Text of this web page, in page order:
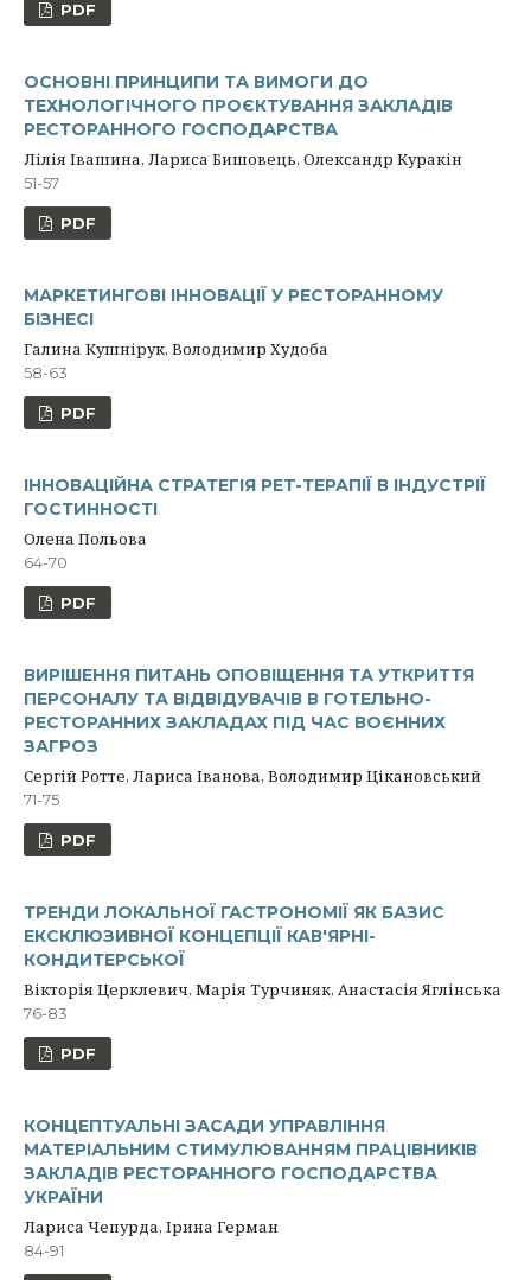
PDF
ОСНОВНІ ПРИНЦИПИ ТА ВИМОГИ ДО
ТЕХНОЛОГІЧНОГО ПРОЄКТУВАННЯ ЗАКЛАДІВ
РЕСТОРАННОГО ГОСПОДАРСТВА
Лілія Івашина, Лариса Бишовець, Олександр Куракін
51-57
PDF
МАРКЕТИНГОВІ ІННОВАЦІЇ У РЕСТОРАННОМУ
БІЗНЕСІ
Галина Кушнірук, Володимир Худоба
58-63
PDF
ІННОВАЦІЙНА СТРАТЕГІЯ PET-ТЕРАПІЇ В ІНДУСТРІЇ
ГОСТИННОСТІ
Олена Польова
64-70
PDF
ВИРІШЕННЯ ПИТАНЬ ОПОВІЩЕННЯ ТА УТКРИТТЯ
ПЕРСОНАЛУ ТА ВІДВІДУВАЧІВ В ГОТЕЛЬНО-
РЕСТОРАННИХ ЗАКЛАДАХ ПІД ЧАС ВОЄННИХ
ЗАГРОЗ
Сергій Ротте, Лариса Іванова, Володимир Цікановський
71-75
PDF
ТРЕНДИ ЛОКАЛЬНОЇ ГАСТРОНОМІЇ ЯК БАЗИС
ЕКСКЛЮЗИВНОЇ КОНЦЕПЦІЇ КАВ'ЯРНІ-
КОНДИТЕРСЬКОЇ
Вікторія Церклевич, Марія Турчиняк, Анастасія Яглінська
76-83
PDF
КОНЦЕПТУАЛЬНІ ЗАСАДИ УПРАВЛІННЯ
МАТЕРІАЛЬНИМ СТИМУЛЮВАННЯМ ПРАЦІВНИКІВ
ЗАКЛАДІВ РЕСТОРАННОГО ГОСПОДАРСТВА
УКРАЇНИ
Лариса Чепурда, Ірина Герман
84-91